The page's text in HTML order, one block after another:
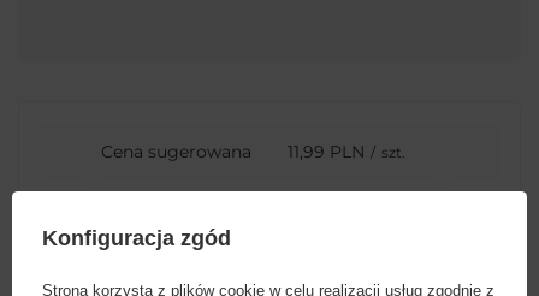
Cena sugerowana 11,99 PLN / szt.
Marka
Konfiguracja zgód
Strona korzysta z plików cookie w celu realizacji usług zgodnie z